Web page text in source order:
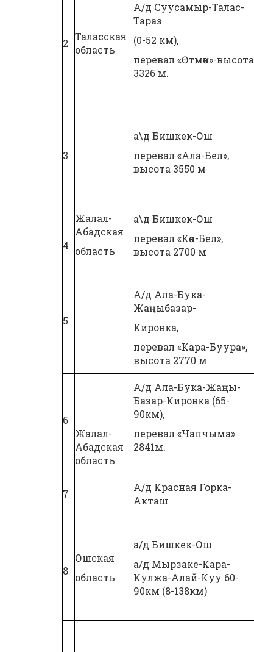
2
Таласская
область
А/д Суусамыр-Талас-
Тараз
(0-52 км),
перевал «Өтмөк»-высота
3326 м.
3
Жалал-
Абадская
область
а\д Бишкек-Ош
перевал «Ала-Бел»,
высота 3550 м
4
а\д Бишкек-Ош
перевал «Көк-Бел»,
высота 2700 м
5
А/д Ала-Бука-
Жаңыбазар-
Кировка,
перевал «Кара-Буура»,
высота 2770 м
6
Жалал-
Абадская
область
А/д Ала-Бука-Жаңы-
Базар-Кировка (65-
90км),
перевал «Чапчыма»
2841м.
7
А/д Красная Горка-
Акташ
8
Ошская
область
а/д Бишкек-Ош
а/д Мырзаке-Кара-
Кулжа-Алай-Куу 60-
90км (8-138км)